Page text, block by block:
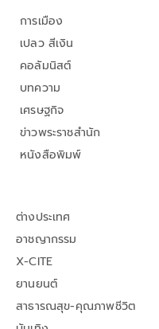
การเมือง
เปลว สีเงิน
คอลัมนิสต์
บทความ
เศรษฐกิจ
ข่าวพระราชสำนัก
หนังสือพิมพ์
ต่างประเทศ
อาชญากรรม
X-CITE
ยานยนต์
สาธารณสุข-คุณภาพชีวิต